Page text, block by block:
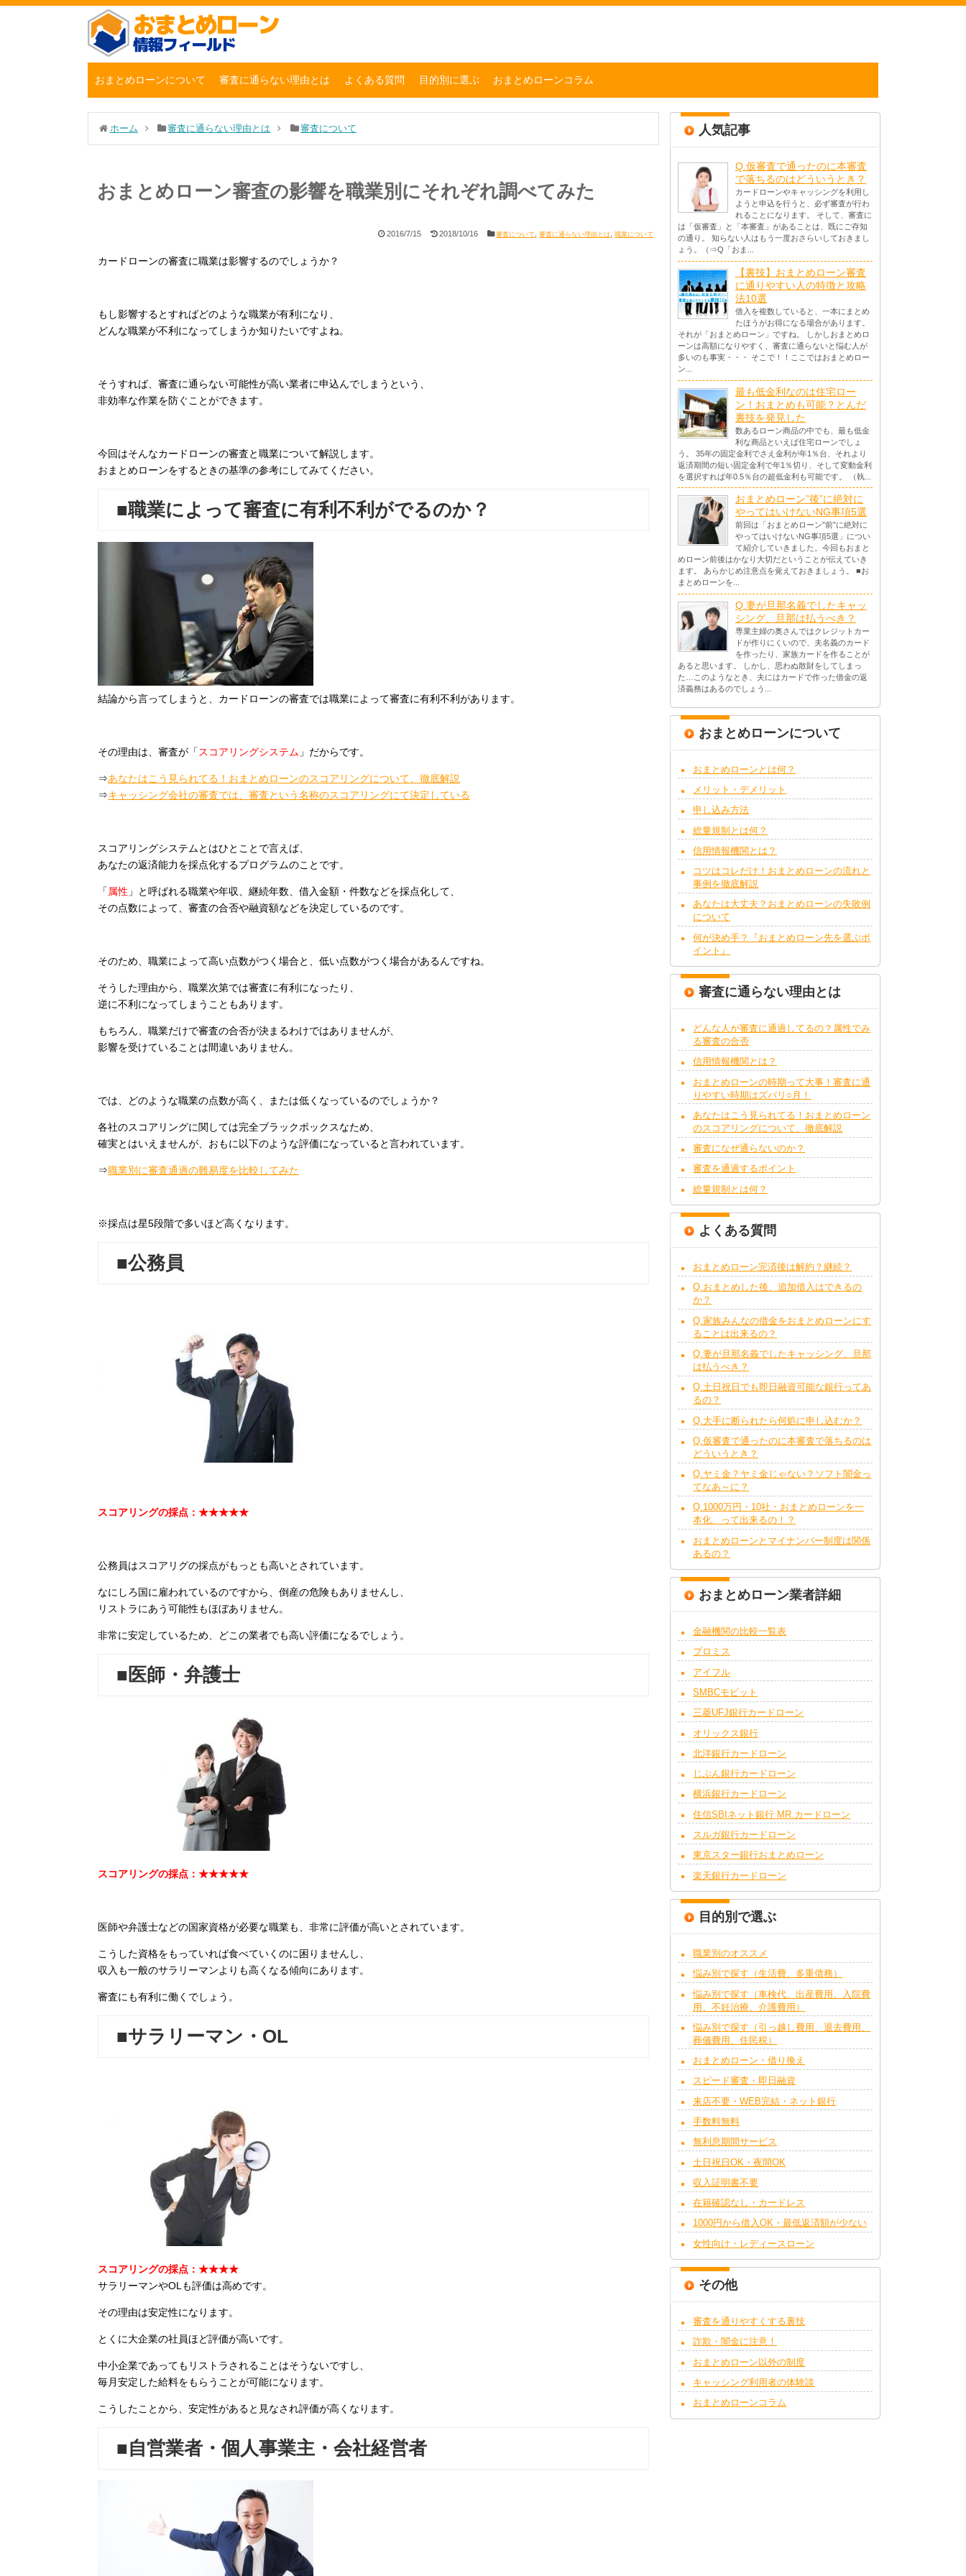
おまとめローンについて 審査に通らない理由とは よくある質問 目的別に選ぶ おまとめローンコラム
ホーム 審査に通らない理由とは 審査について
おまとめローン審査の影響を職業別にそれぞれ調べてみた
2016/7/15 2018/10/16 審査について ,審査に通らない理由とは ,職業について
カードローンの審査に職業は影響するのでしょうか？
もし影響するとすればどのような職業が有利になり、
どんな職業が不利になってしまうか知りたいですよね。
そうすれば、審査に通らない可能性が高い業者に申込んでしまうという、
非効率な作業を防ぐことができます。
今回はそんなカードローンの審査と職業について解説します。
おまとめローンをするときの基準の参考にしてみてください。
■職業によって審査に有利不利がでるのか？
結論から言ってしまうと、カードローンの審査では職業によって審査に有利不利があります。
その理由は、審査が「スコアリングシステム 」だからです。
⇒あなたはこう見られてる！おまとめローンのスコアリングについて、徹底解説
⇒キャッシング会社の審査では、審査という名称のスコアリングにて決定している
スコアリングシステムとはひとことで言えば、
あなたの返済能力を採点化するプログラムのことです。
「 属性 」と呼ばれる職業や年収、継続年数、借入金額・件数などを採点化して、
その点数によって、審査の合否や融資額などを決定しているのです。
そのため、職業によって高い点数がつく場合と、低い点数がつく場合があるんですね。
そうした理由から、職業次第では審査に有利になったり、
逆に不利になってしまうこともあります。
もちろん、職業だけで審査の合否が決まるわけではありませんが、
影響を受けていることは間違いありません。
では、どのような職業の点数が高く、または低くなっているのでしょうか？
各社のスコアリングに関しては完全ブラックボックスなため、
確実とはいえませんが、おもに以下のような評価になっていると言われています。
⇒職業別に審査通過の難易度を比較してみた
※採点は星5段階で多いほど高くなります。
■公務員
スコアリングの採点：★★★★★
公務員はスコアリグの採点がもっとも高いとされています。
なにしろ国に雇われているのですから、倒産の危険もありませんし、
リストラにあう可能性もほぼありません。
非常に安定しているため、どこの業者でも高い評価になるでしょう。
■医師・弁護士
スコアリングの採点：★★★★★
医師や弁護士などの国家資格が必要な職業も、非常に評価が高いとされています。
こうした資格をもっていれば食べていくのに困りませんし、
収入も一般のサラリーマンよりも高くなる傾向にあります。
審査にも有利に働くでしょう。
■サラリーマン・OL
スコアリングの採点：★★★★
サラリーマンやOLも評価は高めです。
その理由は安定性になります。
とくに大企業の社員ほど評価が高いです。
中小企業であってもリストラされることはそうないですし、
毎月安定した給料をもらうことが可能になります。
こうしたことから、安定性があると見なされ評価が高くなります。
■自営業者・個人事業主・会社経営者
人気記事
Q.仮審査で通ったのに本審査
で落ちるのはどういうとき？
カードローンやキャッシングを利用し
ようと申込を行うと、必ず審査が行わ
れることになります。 そして、審査に
は「仮審査」と「本審査」があることは、既にご存知
の通り。 知らない人はもう一度おさらいしておきまし
ょう。（⇒Q「おま...
【裏技】おまとめローン審査
に通りやすい人の特徴と攻略
法10選
借入を複数していると、一本にまとめ
たほうがお得になる場合があります。
それが「おまとめローン」ですね。 しかしおまとめロ
ーンは高額になりやすく、審査に通らないと悩む人が
多いのも事実・・・ そこで！！ここではおまとめロー
ン...
最も低金利なのは住宅ロー
ン！おまとめも可能？とんだ
裏技を発見した
数あるローン商品の中でも、最も低金
利な商品といえば住宅ローンでしょ
う。 35年の固定金利でさえ金利が年1％台、それより
返済期間の短い固定金利で年1％切り、そして変動金利
を選択すれば年0.5％台の超低金利も可能です。 （執...
おまとめローン”後”に絶対に
やってはいけないNG事項5選
前回は「おまとめローン”前”に絶対に
やってはいけないNG事項5選」につい
て紹介していきました。今回もおまと
めローン前後はかなり大切だということが伝えていき
ます。 あらかじめ注意点を覚えておきましょう。 ■お
まとめローンを...
Q.妻が旦那名義でしたキャッ
シング、旦那は払うべき？
専業主婦の奥さんではクレジットカー
ドが作りにくいので、夫名義のカード
を作ったり、家族カードを作ることが
あると思います。 しかし、思わぬ散財をしてしまっ
た…このようなとき、夫にはカードで作った借金の返
済義務はあるのでしょう...
おまとめローンについて
おまとめローンとは何？
メリット・デメリット
申し込み方法
総量規制とは何？
信用情報機関とは？
コツはコレだけ！おまとめローンの流れと
事例を徹底解説
あなたは大丈夫？おまとめローンの失敗例
について
何が決め手？『おまとめローン先を選ぶポ
イント』
審査に通らない理由とは
どんな人が審査に通過してるの？属性でみ
る審査の合否
信用情報機関とは？
おまとめローンの時期って大事！審査に通
りやすい時期はズバリ○月！
あなたはこう見られてる！おまとめローン
のスコアリングについて、徹底解説
審査になぜ通らないのか？
審査を通過するポイント
総量規制とは何？
よくある質問
おまとめローン完済後は解約？継続？
Q.おまとめした後、追加借入はできるの
か？
Q.家族みんなの借金をおまとめローンにす
ることは出来るの？
Q.妻が旦那名義でしたキャッシング、旦那
は払うべき？
Q.土日祝日でも即日融資可能な銀行ってあ
るの？
Q.大手に断られたら何処に申し込むか？
Q.仮審査で通ったのに本審査で落ちるのは
どういうとき？
Q.ヤミ金？ヤミ金じゃない？ソフト闇金っ
てなあ～に？
Q.1000万円・10社・おまとめローンを一
本化、って出来るの！？
おまとめローンとマイナンバー制度は関係
あるの？
おまとめローン業者詳細
金融機関の比較一覧表
プロミス
アイフル
SMBCモビット
三菱UFJ銀行カードローン
オリックス銀行
北洋銀行カードローン
じぶん銀行カードローン
横浜銀行カードローン
住信SBIネット銀行 MR.カードローン
スルガ銀行カードローン
東京スター銀行おまとめローン
楽天銀行カードローン
目的別で選ぶ
職業別のオススメ
悩み別で探す（生活費、多重債務）
悩み別で探す（車検代、出産費用、入院費
用、不妊治療、介護費用）
悩み別で探す（引っ越し費用、退去費用、
葬儀費用、住民税）
おまとめローン・借り換え
スピード審査・即日融資
来店不要・WEB完結・ネット銀行
手数料無料
無利息期間サービス
土日祝日OK・夜間OK
収入証明書不要
在籍確認なし・カードレス
1000円から借入OK・最低返済額が少ない
女性向け・レディースローン
その他
審査を通りやすくする裏技
詐欺・闇金に注意！
おまとめローン以外の制度
キャッシング利用者の体験談
おまとめローンコラム